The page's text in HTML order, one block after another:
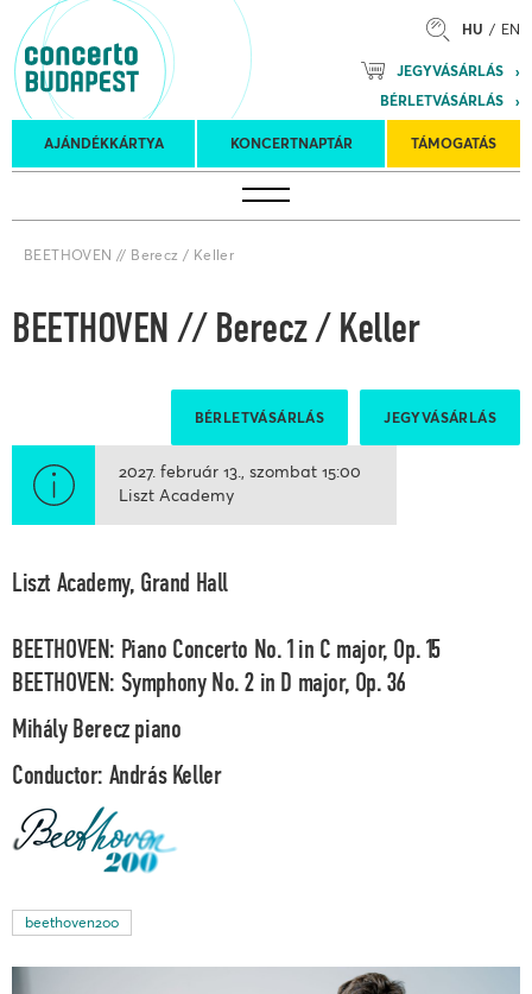
HU EN
JEGYVÁSÁRLÁS
BÉRLETVÁSÁRLÁS
AJÁNDÉKKÁRTYA KONCERTNAPTÁR TÁMOGATÁS
Koncertnaptár
turnék
Kulturális
Program
Felkéréses
koncertek
BEETHOVEN // Berecz / Keller
BEETHOVEN // Berecz / Keller
JEGYVÁSÁRLÁS
BÉRLETVÁSÁRLÁS
2027. február 13. szombat 15:00
Liszt Academy
Liszt Academy, Grand Hall
BEETHOVEN: Piano Concerto No. 1 in C major, Op. 15
BEETHOVEN: Symphony No. 2 in D major, Op. 36
Mihály Berecz piano
Conductor: András Keller
beethoven200